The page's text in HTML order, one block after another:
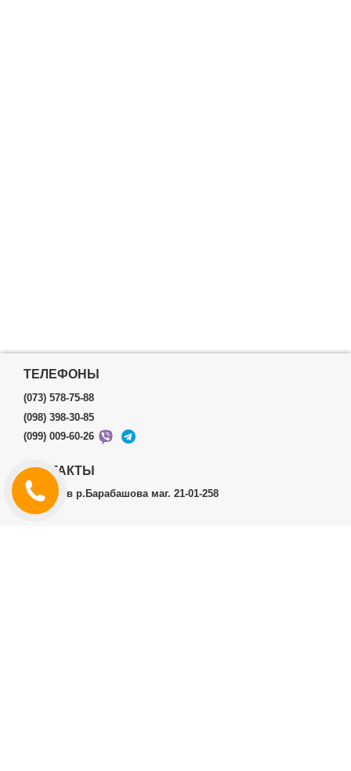
ТЕЛЕФОНЫ
(073) 578-75-88
(098) 398-30-85
(099) 009-60-26
КОНТАКТЫ
г.Харьков р.Барабашова маг. 21-01-258